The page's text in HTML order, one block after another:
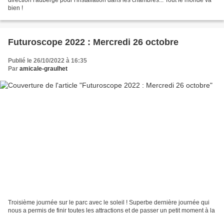
bien !
Futuroscope 2022 : Mercredi 26 octobre
Publié le 26/10/2022 à 16:35
Par amicale-graulhet
Troisième journée sur le parc avec le soleil ! Superbe dernière journée qui
nous a permis de finir toutes les attractions et de passer un petit moment à la